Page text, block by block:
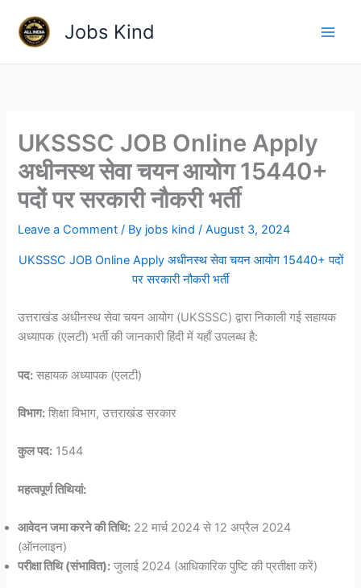
content
Jobs Kind
UKSSSC JOB Online Apply
अधीनस्थ सेवा चयन आयोग 15440+
पदों पर सरकारी नौकरी भर्ती
Leave a Comment / By jobs kind/August 3, 2024
UKSSSC JOB Online Apply अधीनस्थ सेवा चयन आयोग 15440+ पदों
पर सरकारी नौकरी भर्ती
उत्तराखंड अधीनस्थ सेवा चयन आयोग (UKSSSC) द्वारा निकाली गई सहायक
अध्यापक (एलटी) भर्ती की जानकारी हिंदी में यहाँ उपलब्ध है:
पद: सहायक अध्यापक (एलटी)
विभाग: शिक्षा विभाग, उत्तराखंड सरकार
कुल पद: 1544
महत्वपूर्ण तिथियां:
आवेदन जमा करने की तिथि: 22 मार्च 2024 से 12 अप्रैल 2024
(ऑनलाइन)
परीक्षा तिथि (संभावित): जुलाई 2024 (आधिकारिक पुष्टि की प्रतीक्षा करें)